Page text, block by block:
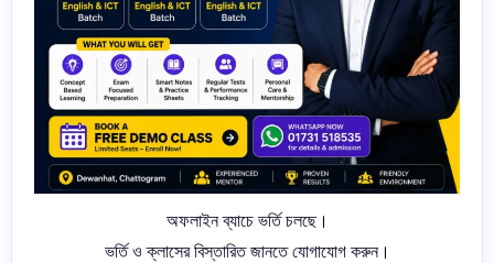
অফলাইন ব্যাচে ভর্তি চলছে।
ভর্তি ও ক্লাসের বিস্তারিত জানতে যোগাযোগ করুন।